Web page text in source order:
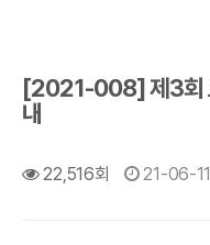
[2021-008] 제3회
내
22,516회 21-06-